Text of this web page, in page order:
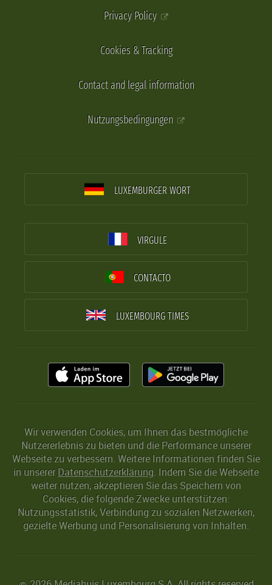
Privacy Policy
Cookies & Tracking
Contact and legal information
Nutzungsbedingungen
LUXEMBURGER WORT
VIRGULE
CONTACTO
LUXEMBOURG TIMES
Wir verwenden Cookies, um Ihnen das bestmögliche
Nutzererlebnis zu bieten und die Performance unserer
Webseite zu verbessern. Weitere Informationen finden Sie
in unserer Datenschutzerklärung. Indem Sie die Webseite
weiter nutzen, akzeptieren Sie das Speichern von
Cookies, die folgende Zwecke unterstützen:
Nutzungsstatistik, Verbindung zu sozialen Netzwerken,
gezielte Werbung und Personalisierung von Inhalten.